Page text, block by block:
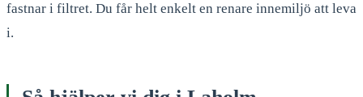
fastnar i filtret. Du får helt enkelt en renare innemiljö att leva
i.